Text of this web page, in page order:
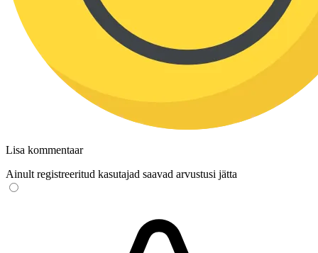
Lisa kommentaar
Ainult registreeritud kasutajad saavad arvustusi jätta